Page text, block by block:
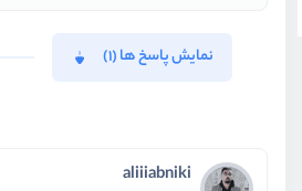
نمایش پاسخ ها (1)
aliiiabniki